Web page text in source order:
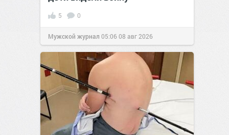
5 0
Мужской журнал 05:0608 авг 2026